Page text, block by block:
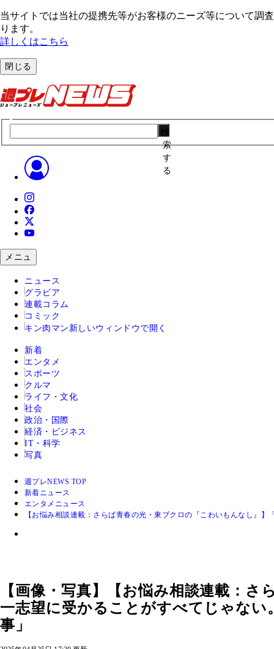
当サイトでは当社の提携先等がお客様のニーズ等について調
ります。
詳しくはこちら
閉じる
索
す
る
メニュ
ニュース
グラビア
連載コラム
コミック
キン肉マン 新しいウィンドウで開く
新着
エンタメ
スポーツ
クルマ
ライフ・文化
社会
政治・国際
経済・ビジネス
IT・科学
写真
週プレNEWS TOP
新着ニュース
エンタメニュース
【お悩み相談連載：さらば青春の光・東ブクロの『こわいもんなし』
【画像・写真】【お悩み相談連載：
一志望に受かることがすべてじゃな
事」